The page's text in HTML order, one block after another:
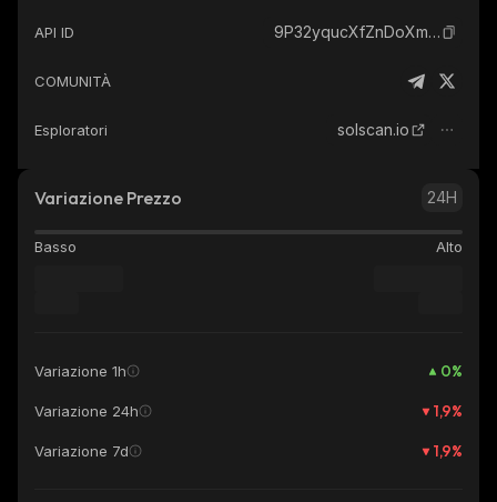
API ID 9P32yqucXfZnDoXmmJNzBpqXQgfou4tA4sB1RaQh9cYw_solana
COMUNITÀ
Esploratori solscan.io
Variazione Prezzo 24H
Basso Alto
Variazione 1h 0%
Variazione 24h 1,9%
Variazione 7d 1,9%